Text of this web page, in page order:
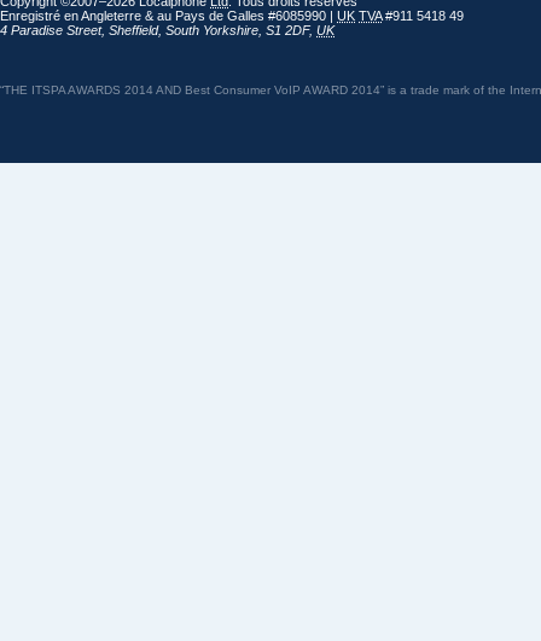
Enregistré en Angleterre & au Pays de Galles #6085990 | UK TVA#911 5418 49
4 Paradise Street, Sheffield, South Yorkshire S1 2DF, UK
“THE ITSPA AWARDS 2014 AND Best Consumer VoIP AWARD 2014” is a trade mark of the